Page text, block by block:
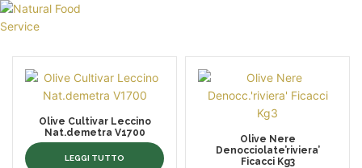
CHI SIAMO
CATALOGO
Olive Cultivar Leccino
Nat.demetra V1700
LEGGI TUTTO
Olive Nere
Denocciolate’riviera’
Ficacci Kg3